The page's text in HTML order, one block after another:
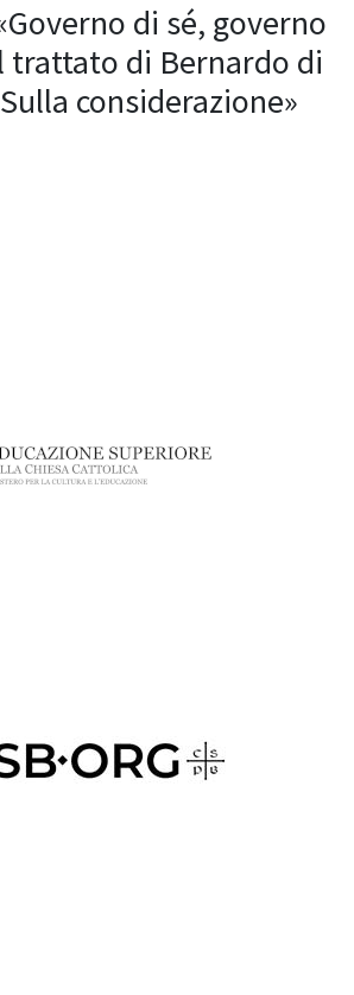
di sé, governo
trattato di Bernardo di
considerazione»